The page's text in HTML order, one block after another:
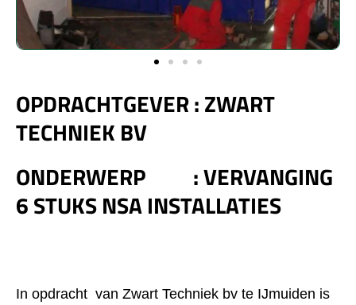
OPDRACHTGEVER :ZWART
TECHNIEK BV
ONDERWERP
:VERVANGING
6 STUKS NSA INSTALLATIES
In opdracht van Zwart Techniek bv te IJmuiden is